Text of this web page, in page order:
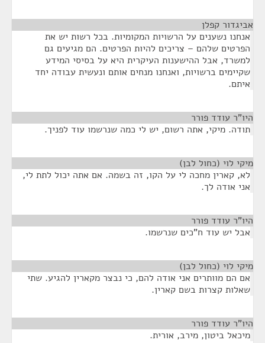
אביגדור קפלן
אנחנו נשענים על הרשויות המקומיות. בכל רשות יש את
הפרטים שלהם – צריכים להיות הפרטים. הם מגיעים גם
למשרד, אבל ההישענות העיקרית היא על בסיסי המידע
שקיימים ברשויות, ואנחנו מנחים אותם ונעשית עבודה יחד
איתם.
היו"ר עודד פורר
תודה. מיקי, אתה רשום, יש לי כמה שנרשמו עוד לפניך.
מיקי לוי (כחול לבן)
לא, קארין מחכה לי על הקו, זה בשמה. אם אתה יכול לתת לי,
אני אודה לך.
היו"ר עודד פורר
אבל יש עוד ח"כים שנרשמו.
מיקי לוי (כחול לבן)
אם הם מוותרים אני אודה להם, כי נבצר מקארין להגיע. שתי
שאלות קצרות בשם קארין.
היו"ר עודד פורר
מיכאל ביטון, מירב, אורית.